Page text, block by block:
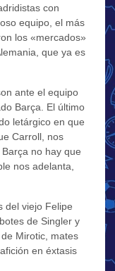
con
equipo, el más
los «mercados»
que ya es
ante el equipo
Barça. El último
letárgico en que
Carroll, nos
no hay que
nos adelanta,
del viejo Felipe
de Singler y
Mirotic, mates
en éxtasis